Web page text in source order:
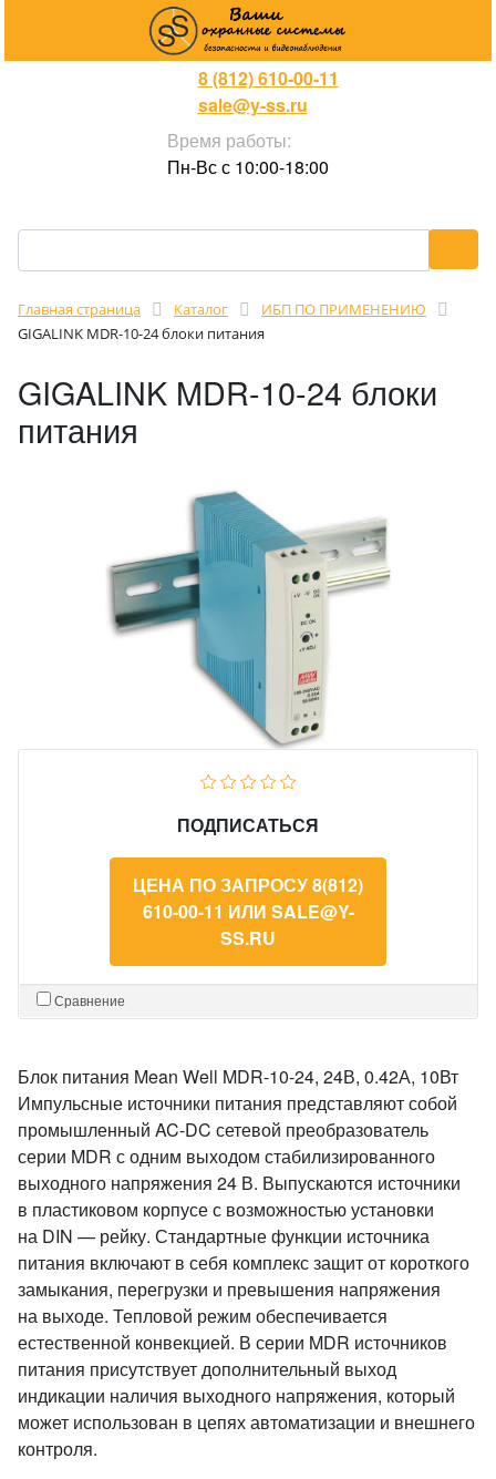
8 (812) 610-00-11
sale@y-ss.ru
Время работы:
Пн-Вс с 10:00-18:00
Главная страница Каталог
ИБП ПО ПРИМЕНЕНИЮ
GIGALINK MDR-10-24 блоки питания
GIGALINK MDR-10-24 блоки
питания
ПОДПИСАТЬСЯ
ЦЕНА ПО ЗАПРОСУ 8(812)
610-00-11 ИЛИ SALE@Y-
SS.RU
Сравнение
Блок питания Mean Well MDR-10-24, 24В, 0.42А, 10Вт
Импульсные источники питания представляют собой
промышленный AC-DC сетевой преобразователь
серии MDR с одним выходом стабилизированного
выходного напряжения 24 В. Выпускаются источники
в пластиковом корпусе с возможностью установки
на DIN — рейку. Стандартные функции источника
питания включают в себя комплекс защит от короткого
замыкания, перегрузки и превышения напряжения
на выходе. Тепловой режим обеспечивается
естественной конвекцией. В серии MDR источников
питания присутствует дополнительный выход
индикации наличия выходного напряжения, который
может использован в цепях автоматизации и внешнего
контроля.